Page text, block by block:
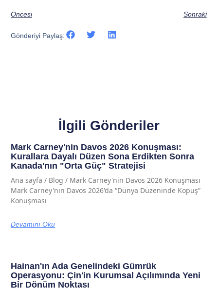
Öncesi Sonraki
Gönderiyi Paylaş:
İlgili Gönderiler
Mark Carney'nin Davos 2026 Konuşması:
Kurallara Dayalı Düzen Sona Erdikten Sonra
Kanada'nın "Orta Güç" Stratejisi
Ana sayfa / Blog / Mark Carney'nin Davos 2026 Konuşması
Mark Carney'nin Davos 2026'da “Dünya Düzeninde Kopuş”
Konuşması
Devamını Oku
Hainan'ın Ada Genelindeki Gümrük
Operasyonu: Çin'in Kurumsal Açılımında Yeni
Bir Dönüm Noktası